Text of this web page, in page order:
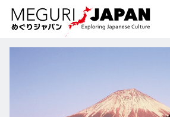
地域をめぐる 文化をめ
伝承